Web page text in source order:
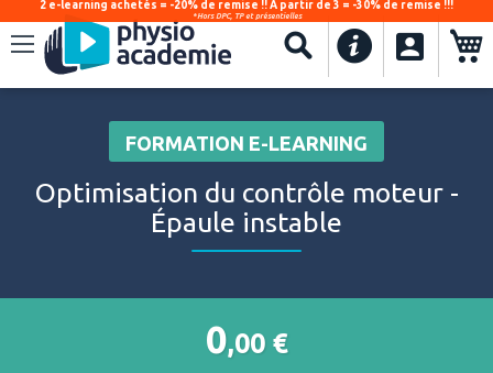
Recherche
2 e-learning achetés = -20% de remise !! À partir de 3 = -30% de remise !!!
*Hors DPC, TP et présentielles
.
FORMATION E-LEARNING
Optimisation du contrôle moteur -
Épaule instable
0,00 €